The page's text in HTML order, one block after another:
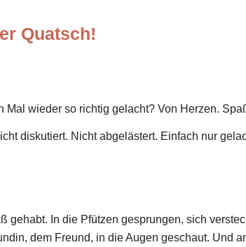
Quatsch!
Mal wieder so richtig gelacht? Von Herzen.
diskutiert. Nicht abgelästert. Einfach nur
gehabt. In die Pfützen gesprungen, sich
dem Freund, in die Augen geschaut. Und